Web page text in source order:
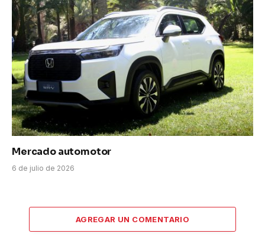
Mercado automotor
6 de julio de 2026
AGREGAR UN COMENTARIO